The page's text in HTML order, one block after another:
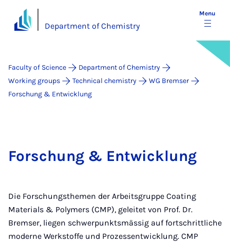
Department of Chemistry
Menu
Faculty of Science
Department of Chemistry
Working groups
Technical chemistry
WG Bremser
Forschung & Entwicklung
Forschung & Entwicklung
Die Forschungsthemen der Arbeitsgruppe Coating
Materials & Polymers (CMP), geleitet von Prof. Dr.
Bremser, liegen schwerpunktsmässig auf fortschrittliche
moderne Werkstoffe und Prozessentwicklung. CMP